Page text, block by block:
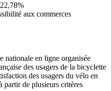
aux commerces
nationale en ligne organisée
des usagers de la bicyclette
des usagers du vélo en
partir de plusieurs critères